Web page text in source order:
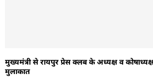
मुख्यमंत्री से रायपुर प्रेस क्लब के अध्यक्ष व
मुलाकात